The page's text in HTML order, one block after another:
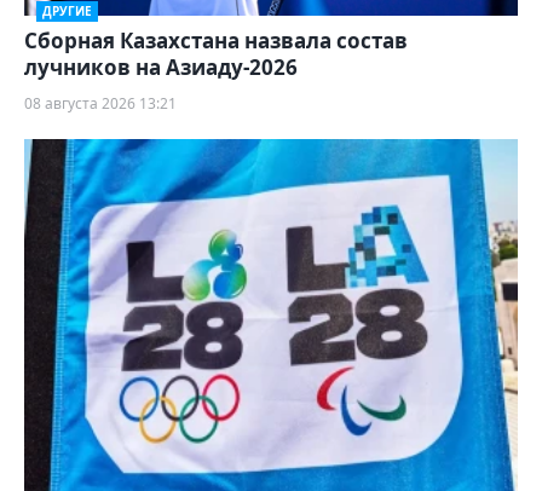
ДРУГИЕ
Сборная Казахстана назвала состав
лучников на Азиаду-2026
08 августа 2026 13:21